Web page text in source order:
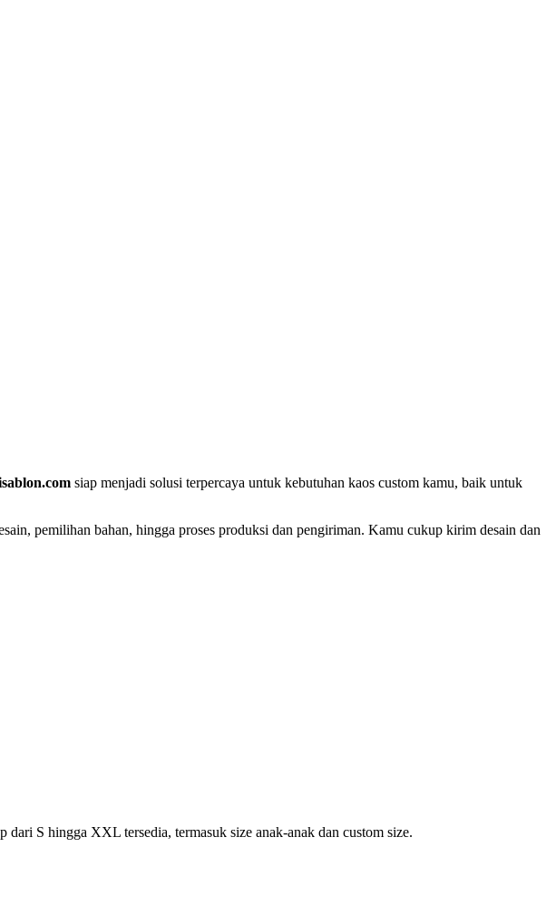
siap menjadi solusi terpercaya untuk kebutuhan kaos custom kamu, baik untuk
pemilihan bahan, hingga proses produksi dan pengiriman. Kamu cukup kirim desain dan
dari S hingga XXL tersedia, termasuk size anak-anak dan custom size.